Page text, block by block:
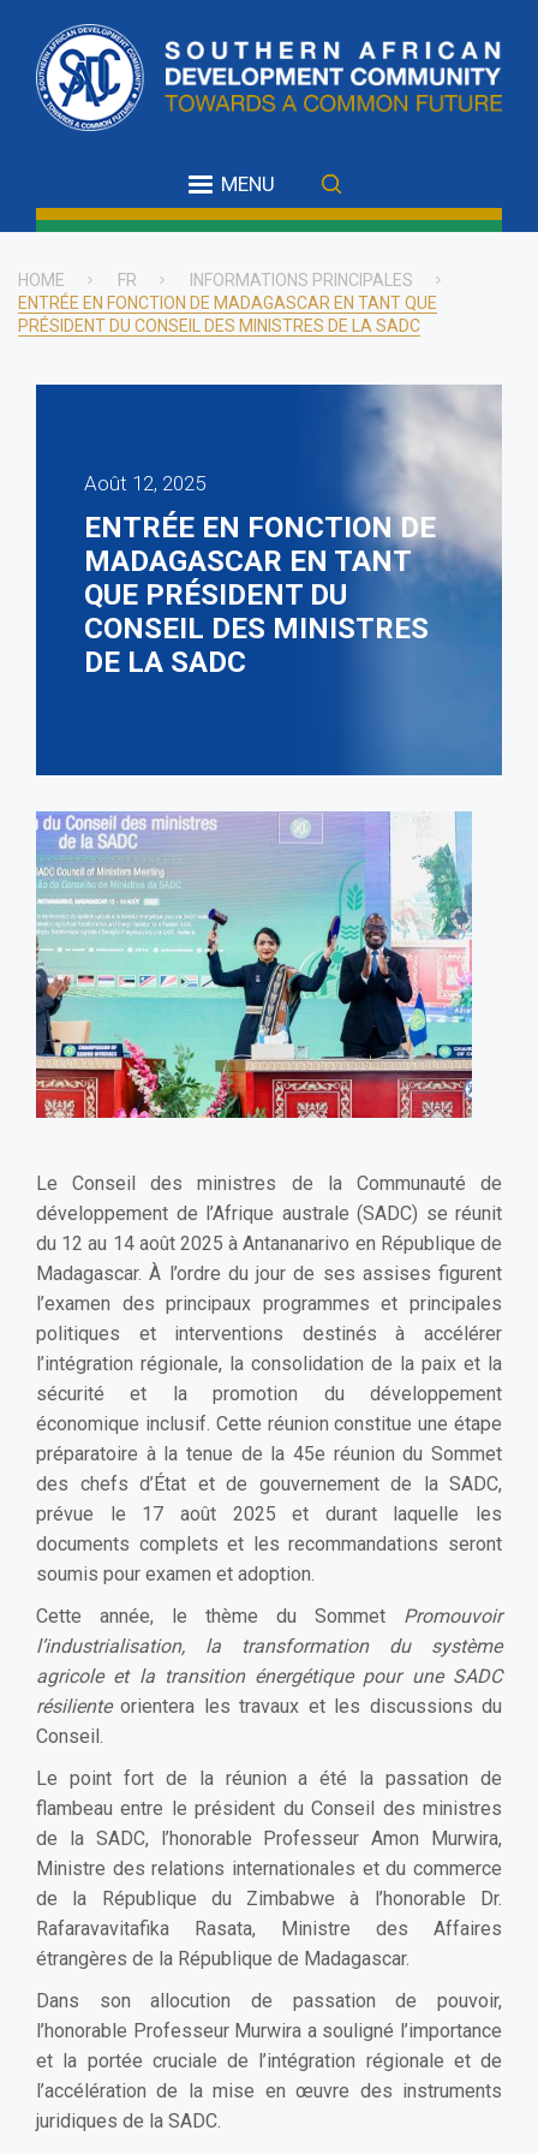
main
content
MENU
Breadcrumb
HOME FR
INFORMATIONS PRINCIPALES
ENTRÉE EN FONCTION DE MADAGASCAR EN TANT QUE
PRÉSIDENT DU CONSEIL DES MINISTRES DE LA SADC
Août 12, 2025
ENTRÉE EN FONCTION DE
MADAGASCAR EN TANT
QUE PRÉSIDENT DU
CONSEIL DES MINISTRES
DE LA SADC
Le Conseil des ministres de la Communauté de
développement de l’Afrique australe (SADC) se réunit
du 12 au 14 août 2025 à Antananarivo en République de
Madagascar. À l’ordre du jour de ses assises figurent
l’examen des principaux programmes et principales
politiques et interventions destinés à accélérer
l’intégration régionale, la consolidation de la paix et la
sécurité et la promotion du développement
économique inclusif. Cette réunion constitue une étape
préparatoire à la tenue de la 45e réunion du Sommet
des chefs d’État et de gouvernement de la SADC,
prévue le 17 août 2025 et durant laquelle les
documents complets et les recommandations seront
soumis pour examen et adoption.
Cette année, le thème du Sommet Promouvoir
l’industrialisation, la transformation du système
agricole et la transition énergétique pour une SADC
résilienteorientera les travaux et les discussions du
Conseil.
Le point fort de la réunion a été la passation de
flambeau entre le président du Conseil des ministres
de la SADC, l’honorable Professeur Amon Murwira,
Ministre des relations internationales et du commerce
de la République du Zimbabwe à l’honorable Dr.
Rafaravavitafika Rasata, Ministre des Affaires
étrangères de la République de Madagascar.
Dans son allocution de passation de pouvoir,
l’honorable Professeur Murwira a souligné l’importance
et la portée cruciale de l’intégration régionale et de
l’accélération de la mise en œuvre des instruments
juridiques de la SADC.